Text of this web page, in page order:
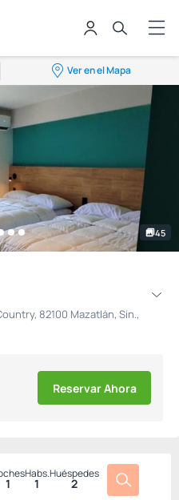
Ver en el Mapa
45
82100 Mazatlán, Sin.,
Reservar Ahora
1
Habs.
1
Huéspedes
2